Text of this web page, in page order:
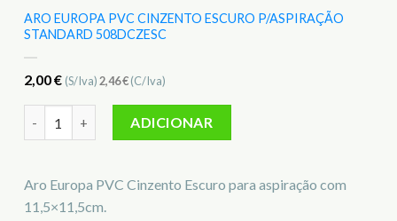
ARO EUROPA PVC CINZENTO ESCURO P/ASPIRAÇÃO
STANDARD 508DCZESC
2,00€ (S/Iva)2,46€(C/Iva)
ADICIONAR
Aro Europa PVC Cinzento Escuro para aspiração com
11,5×11,5cm.